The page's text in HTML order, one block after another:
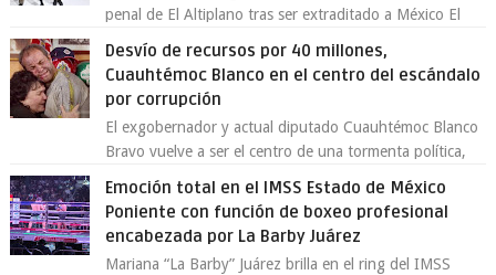
penal de El Altiplano tras ser extraditado a México El
exsecretario de Seguridad Públi...
Desvío de recursos por 40 millones,
Cuauhtémoc Blanco en el centro del escándalo
por corrupción
El exgobernador y actual diputado Cuauhtémoc Blanco
Bravo vuelve a ser el centro de una tormenta política,
Emoción total en el IMSS Estado de México
Poniente con función de boxeo profesional
encabezada por La Barby Juárez
Mariana “La Barby” Juárez brilla en el ring del IMSS